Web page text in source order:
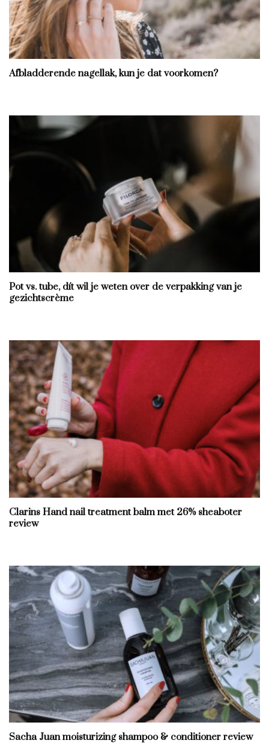
Afbladderende nagellak, kun je dat voorkomen?
Pot vs. tube, dít wil je weten over de verpakking van je
gezichtscrème
Clarins Hand nail treatment balm met 26% sheaboter
review
Sacha Juan moisturizing shampoo & conditioner review